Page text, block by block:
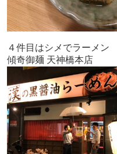
４件目はシメでラーメン
傾奇御麺 天神橋本店